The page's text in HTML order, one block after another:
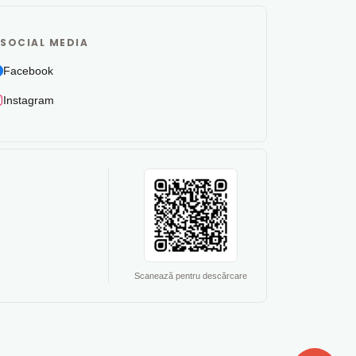
SOCIAL MEDIA
Facebook
Instagram
Scanează pentru descărcare